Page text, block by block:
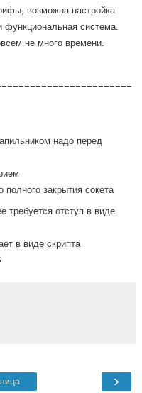
возможна настройка
функциональная система.
не много времени.
надо перед
закрытия сокета
требуется отступ в виде
в виде скрипта
›